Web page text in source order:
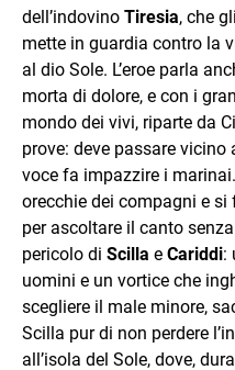
dell’indovino Tiresia, che
mette in guardia contro la
al dio Sole. L’eroe parla
morta di dolore, e con i
mondo dei vivi, riparte da
prove: deve passare
voce fa impazzire i
orecchie dei compagni e si
per ascoltare il canto
pericolo di Scilla e Cariddi:
uomini e un vortice che
scegliere il male minore,
Scilla pur di non perdere
all’isola del Sole, dove,